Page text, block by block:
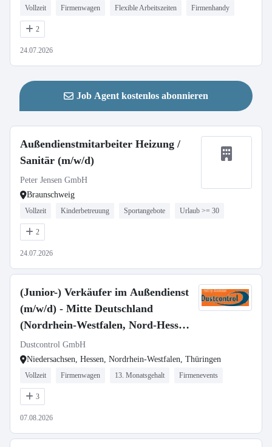
Vollzeit Firmenwagen Flexible Arbeitszeiten Firmenhandy
2
24.07.2026
Job Agent kostenlos abonnieren
Außendienstmitarbeiter Heizung /
Sanitär (m/w/d)
Peter Jensen GmbH
Braunschweig
Vollzeit Kinderbetreuung Sportangebote Urlaub >= 30
2
24.07.2026
(Junior-) Verkäufer im Außendienst
(m/w/d) - Mitte Deutschland
(Nordrhein-Westfalen, Nord-Hessen,
Thüringen, Sachsen)
Dustcontrol GmbH
Niedersachsen, Hessen, Nordrhein-Westfalen, Thüringen
Vollzeit Firmenwagen 13. Monatsgehalt Firmenevents
3
07.08.2026